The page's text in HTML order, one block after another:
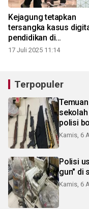
Kejagung tetapkan
tersangka kasus
pendidikan di
Kemendikbudristek -
17 Juli 2025 11:14
Terpopuler
polisi
Kamis, 6
Polisi
gun" di
Kamis, 6